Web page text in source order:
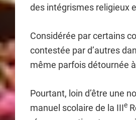
des intégrismes religieux
Considérée par certains
contestée par d’autres
même parfois détournée
Pourtant, loin d’être une
manuel scolaire de la IIIe